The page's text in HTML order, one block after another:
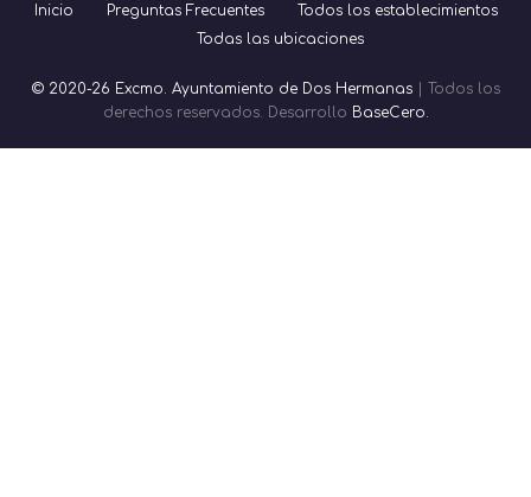
Inicio Preguntas Frecuentes
Todos los establecimientos
Todas las ubicaciones
© 2020-26 Excmo. Ayuntamiento de Dos Hermanas| Todos los
derechos reservados. Desarrollo BaseCero.